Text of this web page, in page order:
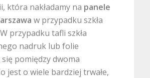
która nakładamy na panele
w przypadku szkła
przypadku tafli szkła
nadruk lub folie
się pomiędzy dwoma
jest o wiele bardziej trwałe,